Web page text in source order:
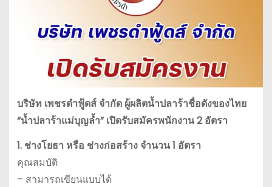
บริษัท เพชรดำฟู้ดส์ จำกัด ผู้ผลิตน้ำปลาร้าชื่อดังของไทย
“น้ำปลาร้าแม่บุญล้ำ” เปิดรับสมัครพนักงาน 2 อัตรา
1. ช่างโยธา หรือ ช่างก่อสร้าง จำนวน 1 อัตรา
คุณสมบัติ
– สามารถเขียนแบบได้